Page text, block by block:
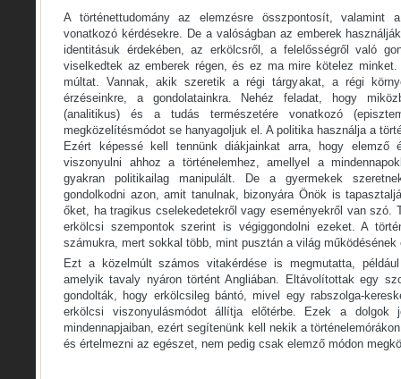
A történettudomány az elemzésre összpontosít, valamint
vonatkozó kérdésekre. De a valóságban az emberek
identitásuk érdekében, az erkölcsről, a felelősségről való
viselkedtek az emberek régen, és ez ma mire kötelez
múltat. Vannak, akik szeretik a régi tárgyakat, a régi
érzéseinkre, a gondolatainkra. Nehéz feladat, hogy
(analitikus) és a tudás természetére vonatkozó
megközelítésmódot se hanyagoljuk el. A politika használja a
Ezért képessé kell tennünk diákjainkat arra, hogy elemző
viszonyulni ahhoz a történelemhez, amellyel a
gyakran politikailag manipulált. De a gyermekek
gondolkodni azon, amit tanulnak, bizonyára Önök is
őket, ha tragikus cselekedetekről vagy eseményekről van szó.
erkölcsi szempontok szerint is végiggondolni ezeket. A
számukra, mert sokkal több, mint pusztán a világ
Ezt a közelmúlt számos vitakérdése is megmutatta,
amelyik tavaly nyáron történt Angliában. Eltávolítottak egy
gondolták, hogy erkölcsileg bántó, mivel egy rabszolga-
erkölcsi viszonyulásmódot állítja előtérbe. Ezek a dolgok
mindennapjaiban, ezért segítenünk kell nekik a
és értelmezni az egészet, nem pedig csak elemző módon